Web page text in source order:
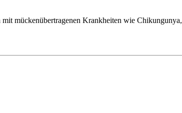
mückenübertragenen Krankheiten wie Chikungunya,